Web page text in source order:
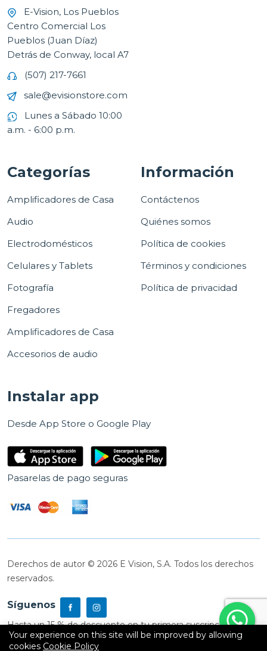
E-Vision, Los Pueblos
Centro Comercial Los
Pueblos (Juan Díaz)
Detrás de Conway, local A7
(507) 217-7661
sale@evisionstore.com
Lunes a Sábado 10:00
a.m. - 6:00 p.m.
Categorías
Amplificadores de Casa
Audio
Electrodomésticos
Celulares y Tablets
Fotografía
Fregadores
Amplificadores de Casa
Accesorios de audio
Información
Contáctenos
Quiénes somos
Política de cookies
Términos y condiciones
Política de privacidad
Instalar app
Desde App Store o Google Play
Pasarelas de pago seguras
Derechos de autor © 2026 E Vision, S.A. Todos los derechos
reservados.
Síguenos
Hasta un 15 % de descuento en tu primera suscripción
Your experience on this site will be improved by allowing
cookies Cookie Policy